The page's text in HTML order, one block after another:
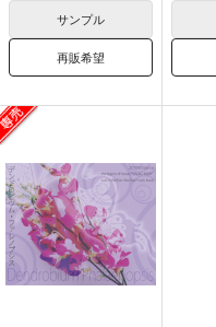
サンプル
再販希望